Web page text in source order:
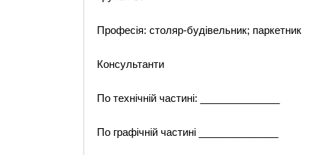
Професія: столяр-будівельник; паркетник
Консультанти
По технічній частині: ______________
По графічній частині ______________